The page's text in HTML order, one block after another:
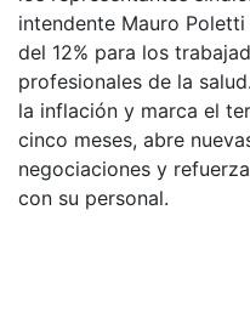
intendente Mauro
del 12% para los
profesionales de la
la inflación y marca el
cinco meses, abre
negociaciones y
con su personal.